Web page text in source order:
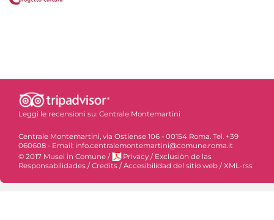
Leggi le recensioni su: Centrale Montemartini
Centrale Montemartini, via Ostiense 106 - 00154 Roma. Tel. +39
060608 - Email: info.centralemontemartini@comune.roma.it
© 2017 Musei in Comune / Privacy / Exclusiòn de las
Responsabilidades / Credits / Accesibilidad del sitio web / XML-rss